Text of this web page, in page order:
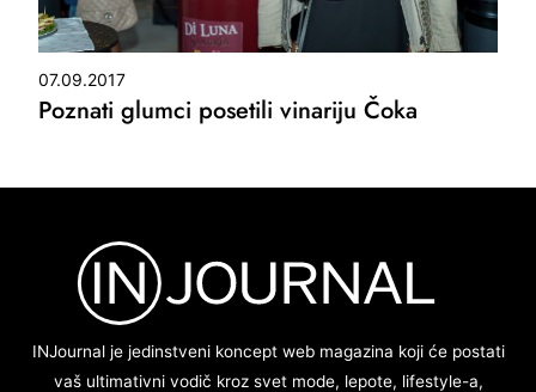
07.09.2017
Poznati glumci posetili vinariju Čoka
INJournal je jedinstveni koncept web magazina koji će postati
vaš ultimativni vodič kroz svet mode, lepote, lifestyle-a,